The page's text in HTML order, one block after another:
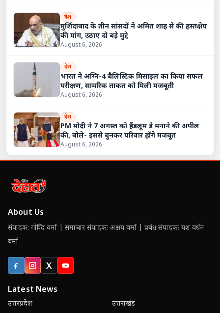
देश
मुर्शिदाबाद के तीन सांसदों ने अमित शाह से की हस्तक्षेप
की मांग, उठाए दो बड़े मुद्दे
August 6, 2026
देश
भारत ने अग्नि-4 बैलिस्टिक मिसाइल का किया सफल
परीक्षण, सामरिक ताकत को मिली मजबूती
August 6, 2026
देश
PM मोदी ने 7 अगस्त को हैंडलूम डे मनाने की अपील
की, बोले- इससे बुनकर परिवार होंगे मजबूत
August 6, 2026
About Us
संपादक: गोविंद वर्मा | समाचार संपादकः अक्षय वर्मा | प्रबंध संपादकः यश वर्धन
वर्मा
FacebookInstagram
X (Twitter)
YouTube
Latest News
उत्तरप्रदेश
उत्तराखंड